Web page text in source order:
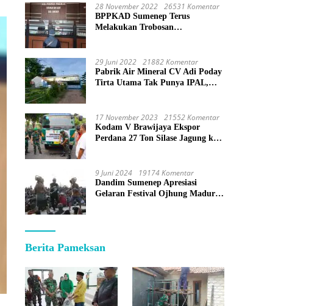
28 November 2022 26531 Komentar
BPPKAD Sumenep Terus
Melakukan Trobosan
29 Juni 2022 21882 Komentar
Pabrik Air Mineral CV Adi Poday
Tirta Utama Tak Punya IPAL,
17 November 2023 21552 Komentar
Kodam V Brawijaya Ekspor
Perdana 27 Ton Silase Jagung ke
9 Juni 2024 19174 Komentar
Dandim Sumenep Apresiasi
Gelaran Festival Ojhung Madura
Berita Pameksan